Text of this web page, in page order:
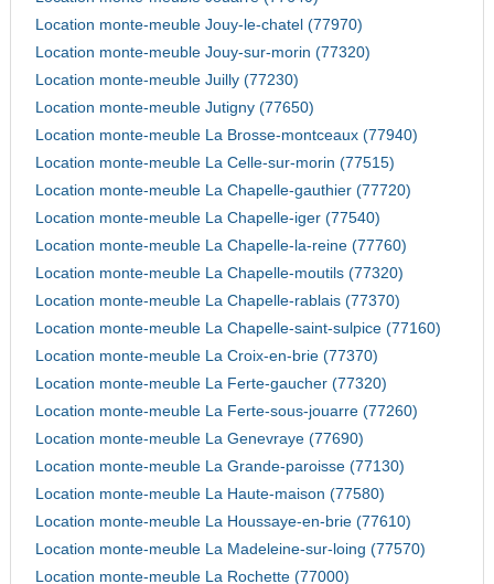
Location monte-meuble Jouy-le-chatel (77970)
Location monte-meuble Jouy-sur-morin (77320)
Location monte-meuble Juilly (77230)
Location monte-meuble Jutigny (77650)
Location monte-meuble La Brosse-montceaux (77940)
Location monte-meuble La Celle-sur-morin (77515)
Location monte-meuble La Chapelle-gauthier (77720)
Location monte-meuble La Chapelle-iger (77540)
Location monte-meuble La Chapelle-la-reine (77760)
Location monte-meuble La Chapelle-moutils (77320)
Location monte-meuble La Chapelle-rablais (77370)
Location monte-meuble La Chapelle-saint-sulpice (77160)
Location monte-meuble La Croix-en-brie (77370)
Location monte-meuble La Ferte-gaucher (77320)
Location monte-meuble La Ferte-sous-jouarre (77260)
Location monte-meuble La Genevraye (77690)
Location monte-meuble La Grande-paroisse (77130)
Location monte-meuble La Haute-maison (77580)
Location monte-meuble La Houssaye-en-brie (77610)
Location monte-meuble La Madeleine-sur-loing (77570)
Location monte-meuble La Rochette (77000)